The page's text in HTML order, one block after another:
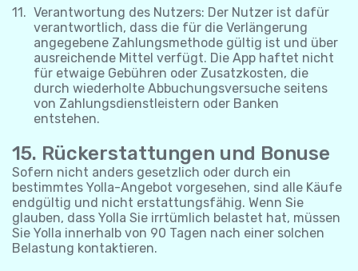
Verantwortung des Nutzers: Der Nutzer ist dafür
verantwortlich, dass die für die Verlängerung
angegebene Zahlungsmethode gültig ist und über
ausreichende Mittel verfügt. Die App haftet nicht
für etwaige Gebühren oder Zusatzkosten, die
durch wiederholte Abbuchungsversuche seitens
von Zahlungsdienstleistern oder Banken
entstehen.
15. Rückerstattungen und Bonuse
Sofern nicht anders gesetzlich oder durch ein
bestimmtes Yolla-Angebot vorgesehen, sind alle Käufe
endgültig und nicht erstattungsfähig. Wenn Sie
glauben, dass Yolla Sie irrtümlich belastet hat, müssen
Sie Yolla innerhalb von 90 Tagen nach einer solchen
Belastung kontaktieren.